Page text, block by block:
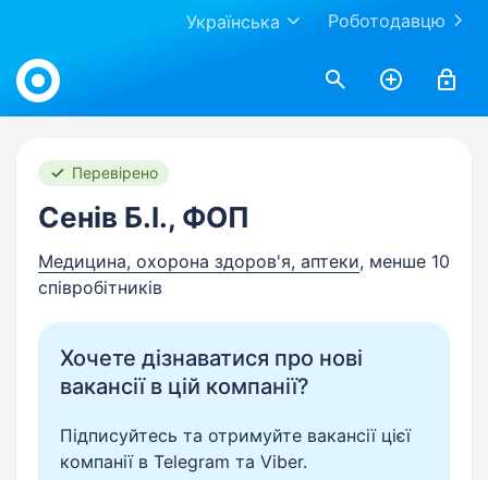
Роботодавцю
Українська
Work.ua
Перевірено
Сенів Б.І., ФОП
Медицина, охорона здоров'я, аптеки, менше 10
співробітників
Хочете дізнаватися про нові
вакансії в цій компанії?
Підписуйтесь та отримуйте вакансії цієї
компанії в Telegram та Viber.